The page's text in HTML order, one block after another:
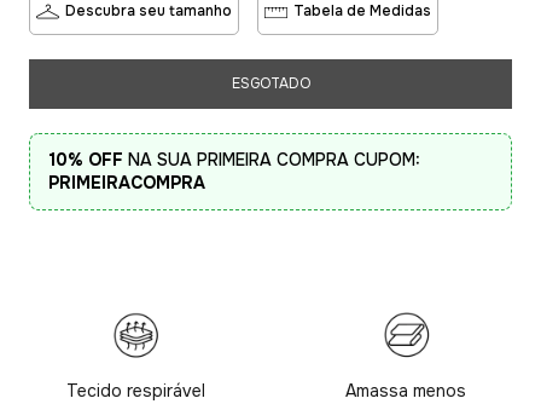
Descubra seu tamanho Tabela de Medidas
10% OFF NA SUA PRIMEIRA COMPRA CUPOM:
PRIMEIRACOMPRA
Tecido respirável Amassa menos